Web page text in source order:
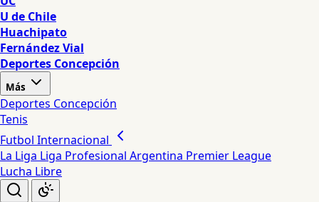
U de Chile
Huachipato
Fernández Vial
Deportes Concepción
Más
Deportes Concepción
Tenis
Futbol Internacional
La Liga Liga Profesional Argentina Premier League
Lucha Libre